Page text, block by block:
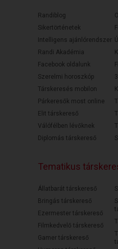
Randiblog
Sikertörténetek
Intelligens ajánlórendszer
Randi Akadémia
Facebook oldalunk
Szerelmi horoszkóp
Társkeresés mobilon
Párkeresők most online
Elit társkereső
Válófélben lévőknek
Diplomás társkereső
Tematikus
Állatbarát társkereső
Bringás társkereső
Ezermester társkereső
Filmkedvelő társkereső
Gamer társkereső